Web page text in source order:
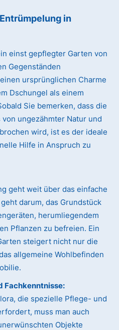
in
einst gepflegter Garten von
Gegenständen
ursprünglichen Charme
Dschungel als einem
Sie bemerken, dass die
ungezähmter Natur und
wird, ist es der ideale
Hilfe in Anspruch zu
geht weit über das einfache
darum, das Grundstück
herumliegendem
Pflanzen zu befreien. Ein
steigert nicht nur die
allgemeine Wohlbefinden
Fachkenntnisse:
die spezielle Pflege- und
muss man auch
Objekte